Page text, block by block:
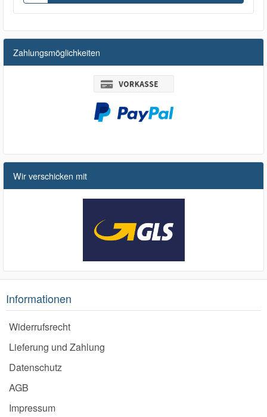
Zahlungsmöglichkeiten
Wir verschicken mit
Informationen
Widerrufsrecht
Lieferung und Zahlung
Datenschutz
AGB
Impressum